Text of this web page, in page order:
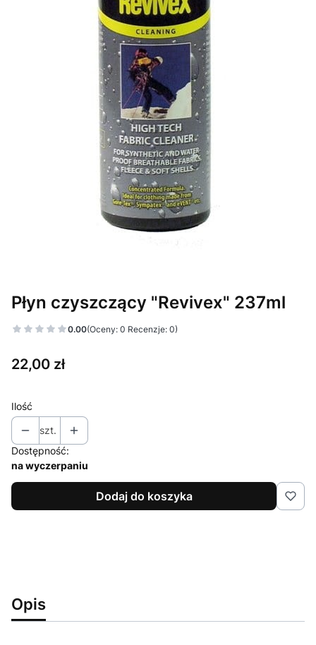
Płyn czyszczący "Revivex" 237ml
0.00(Oceny: 0 Recenzje: 0)
Cena
22,00 zł
Ilość
szt.
Dostępność:
na wyczerpaniu
Dodaj do koszyka
Opis